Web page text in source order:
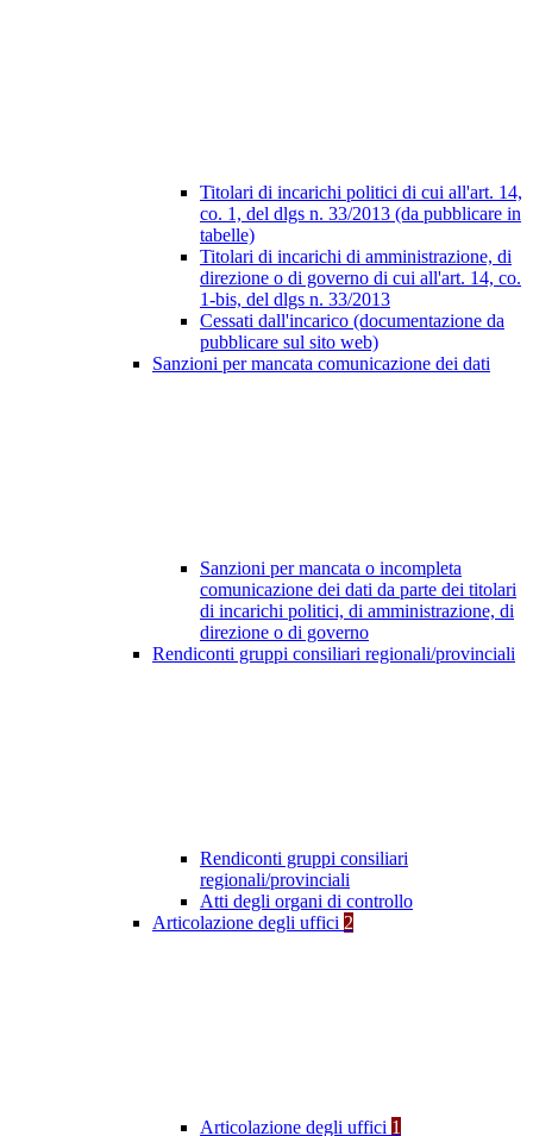
Titolari di incarichi politici di cui all'art. 14,
co. 1, del dlgs n. 33/2013 (da pubblicare in
tabelle)
Titolari di incarichi di amministrazione, di
direzione o di governo di cui all'art. 14, co.
1-bis, del dlgs n. 33/2013
Cessati dall'incarico (documentazione da
pubblicare sul sito web)
Sanzioni per mancata comunicazione dei dati
Sanzioni per mancata o incompleta
comunicazione dei dati da parte dei titolari
di incarichi politici, di amministrazione, di
direzione o di governo
Rendiconti gruppi consiliari regionali/provinciali
Rendiconti gruppi consiliari
regionali/provinciali
Atti degli organi di controllo
Articolazione degli uffici 2
Articolazione degli uffici 1